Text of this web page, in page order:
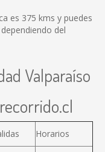
es 375 kms y puedes
del
Valparaíso
Horarios